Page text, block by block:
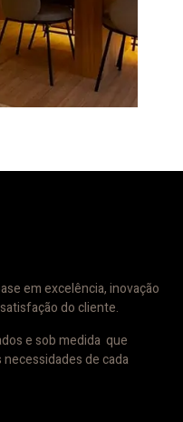
em excelência, inovação
do cliente.
e sob medida que
de cada